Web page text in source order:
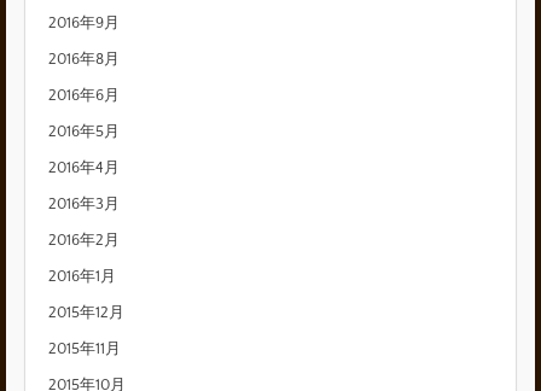
2016年9月
2016年8月
2016年6月
2016年5月
2016年4月
2016年3月
2016年2月
2016年1月
2015年12月
2015年11月
2015年10月